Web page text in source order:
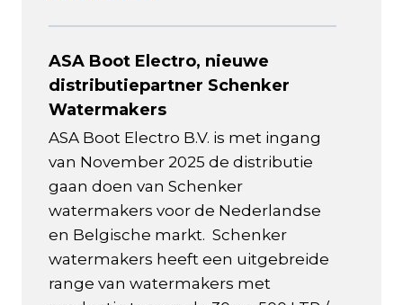
ASA Boot Electro, nieuwe
distributiepartner Schenker
Watermakers
ASA Boot Electro B.V. is met ingang
van November 2025 de distributie
gaan doen van Schenker
watermakers voor de Nederlandse
en Belgische markt. Schenker
watermakers heeft een uitgebreide
range van watermakers met